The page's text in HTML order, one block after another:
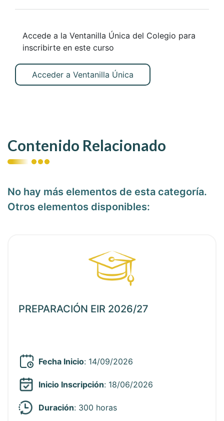
Accede a la Ventanilla Única del Colegio para
inscribirte en este curso
Acceder a Ventanilla Única
Contenido Relacionado
No hay más elementos de esta categoría.
Otros elementos disponibles:
PREPARACIÓN EIR 2026/27
Fecha Inicio: 14/09/2026
Inicio Inscripción: 18/06/2026
Duración: 300 horas